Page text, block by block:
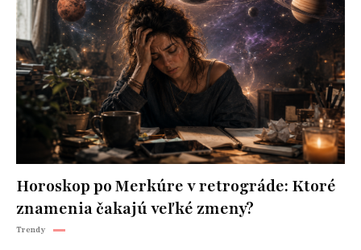
Horoskop po Merkúre v retrográde: Ktoré
znamenia čakajú veľké zmeny?
Trendy